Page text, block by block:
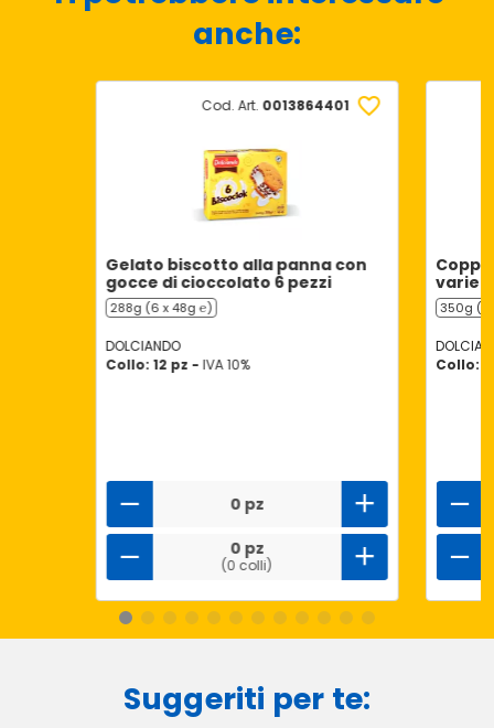
anche:
Cod. Art. 0013864401
Gelato biscotto alla panna con
gocce di cioccolato 6 pezzi
288g (6 x 48g ℮)
DOLCIANDO
Collo: 12 pz - IVA 10%
0 pz
0 pz
(0 colli)
350g (4
Collo:
Suggeriti per te: